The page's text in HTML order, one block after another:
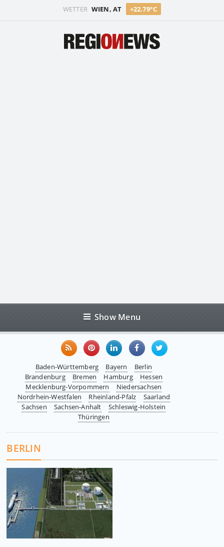
WETTER WIEN, AT +22.79°C
Show Menu
Baden-Württemberg Bayern
Berlin
Brandenburg
Bremen Hamburg
Hessen
Mecklenburg-Vorpommern
Niedersachsen
Nordrhein-Westfalen
Rheinland-Pfalz
Saarland
Sachsen
Sachsen-Anhalt
Schleswig-Holstein
Thüringen
BERLIN